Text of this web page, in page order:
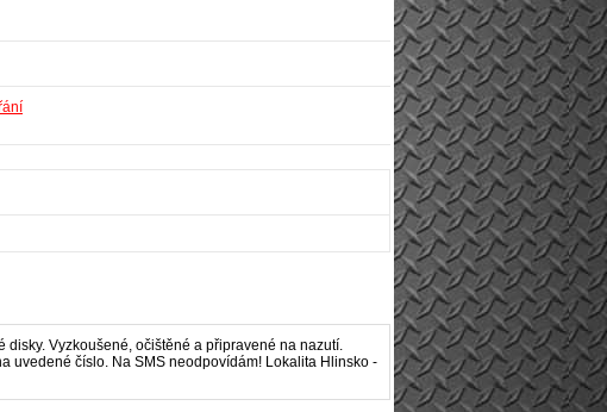
disky. Vyzkoušené, očištěné a připravené na nazutí.
uvedené číslo. Na SMS neodpovídám! Lokalita Hlinsko -